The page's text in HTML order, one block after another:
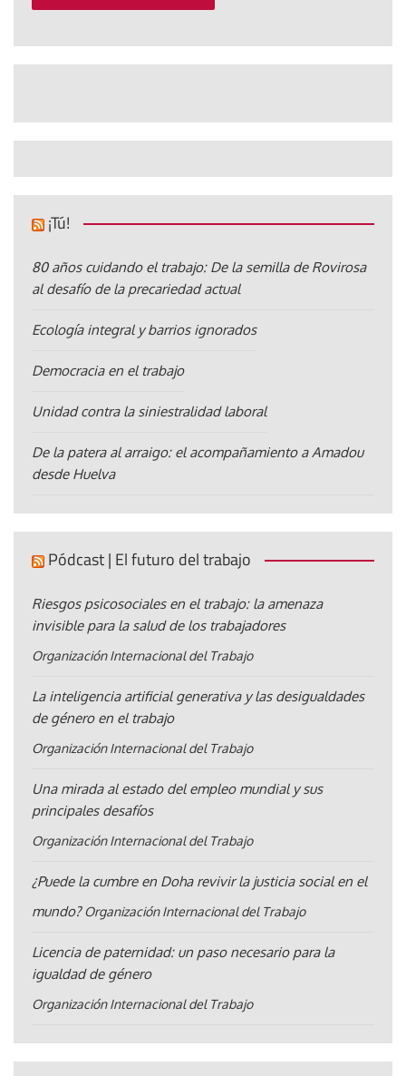
¡Tú!
80 años cuidando el trabajo: De la semilla de Rovirosa
al desafío de la precariedad actual
Ecología integral y barrios ignorados
Democracia en el trabajo
Unidad contra la siniestralidad laboral
De la patera al arraigo: el acompañamiento a Amadou
desde Huelva
Pódcast | El futuro del trabajo
Riesgos psicosociales en el trabajo: la amenaza
invisible para la salud de los trabajadores
Organización Internacional del Trabajo
La inteligencia artificial generativa y las desigualdades
de género en el trabajo
Organización Internacional del Trabajo
Una mirada al estado del empleo mundial y sus
principales desafíos
Organización Internacional del Trabajo
¿Puede la cumbre en Doha revivir la justicia social en el
mundo? Organización Internacional del Trabajo
Licencia de paternidad: un paso necesario para la
igualdad de género
Organización Internacional del Trabajo